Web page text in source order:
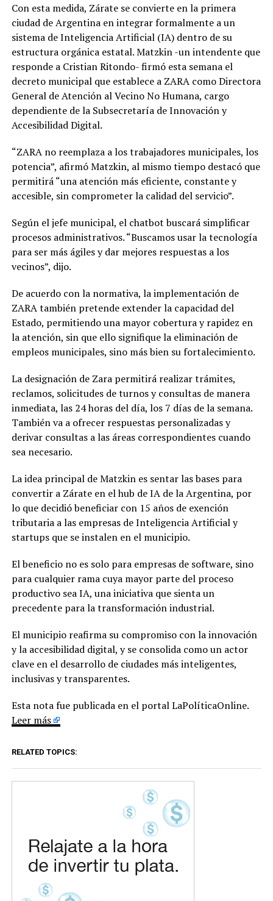
Con esta medida, Zárate se convierte en la primera
ciudad de Argentina en integrar formalmente a un
sistema de Inteligencia Artificial (IA) dentro de su
estructura orgánica estatal. Matzkin -un intendente que
responde a Cristian Ritondo- firmó esta semana el
decreto municipal que establece a ZARA como Directora
General de Atención al Vecino No Humana, cargo
dependiente de la Subsecretaría de Innovación y
Accesibilidad Digital.
“ZARA no reemplaza a los trabajadores municipales, los
potencia”, afirmó Matzkin, al mismo tiempo destacó que
permitirá “una atención más eficiente, constante y
accesible, sin comprometer la calidad del servicio”.
Según el jefe municipal, el chatbot buscará simplificar
procesos administrativos. “Buscamos usar la tecnología
para ser más ágiles y dar mejores respuestas a los
vecinos”, dijo.
De acuerdo con la normativa, la implementación de
ZARA también pretende extender la capacidad del
Estado, permitiendo una mayor cobertura y rapidez en
la atención, sin que ello signifique la eliminación de
empleos municipales, sino más bien su fortalecimiento.
La designación de Zara permitirá realizar trámites,
reclamos, solicitudes de turnos y consultas de manera
inmediata, las 24 horas del día, los 7 días de la semana.
También va a ofrecer respuestas personalizadas y
derivar consultas a las áreas correspondientes cuando
sea necesario.
La idea principal de Matzkin es sentar las bases para
convertir a Zárate en el hub de IA de la Argentina, por
lo que decidió beneficiar con 15 años de exención
tributaria a las empresas de Inteligencia Artificial y
startups que se instalen en el municipio.
El beneficio no es solo para empresas de software, sino
para cualquier rama cuya mayor parte del proceso
productivo sea IA, una iniciativa que sienta un
precedente para la transformación industrial.
El municipio reafirma su compromiso con la innovación
y la accesibilidad digital, y se consolida como un actor
clave en el desarrollo de ciudades más inteligentes,
inclusivas y transparentes.
Esta nota fue publicada en el portal LaPolíticaOnline.
Leer más
RELATED TOPICS: